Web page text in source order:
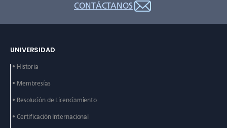
CONTÁCTANOS
UNIVERSIDAD
• Historia
• Membresías
• Resolución de Licenciamiento
• Certificación Internacional